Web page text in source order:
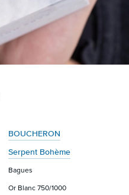
BOUCHERON
Serpent Bohème
Bagues
Or Blanc 750/1000